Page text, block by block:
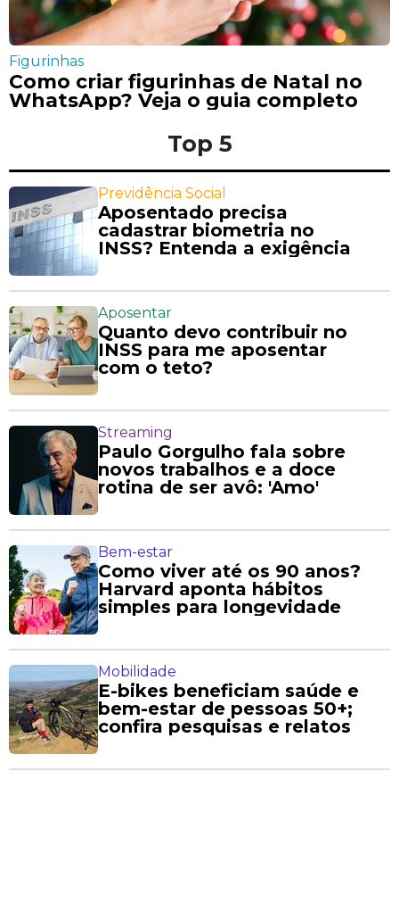
Figurinhas
Como criar figurinhas de Natal no
WhatsApp? Veja o guia completo
Top 5
Previdência Social
Aposentado precisa
cadastrar biometria no
INSS? Entenda a exigência
Aposentar
Quanto devo contribuir no
INSS para me aposentar
com o teto?
Streaming
Paulo Gorgulho fala sobre
novos trabalhos e a doce
rotina de ser avô: 'Amo'
Bem-estar
Como viver até os 90 anos?
Harvard aponta hábitos
simples para longevidade
Mobilidade
E-bikes beneficiam saúde e
bem-estar de pessoas 50+;
confira pesquisas e relatos